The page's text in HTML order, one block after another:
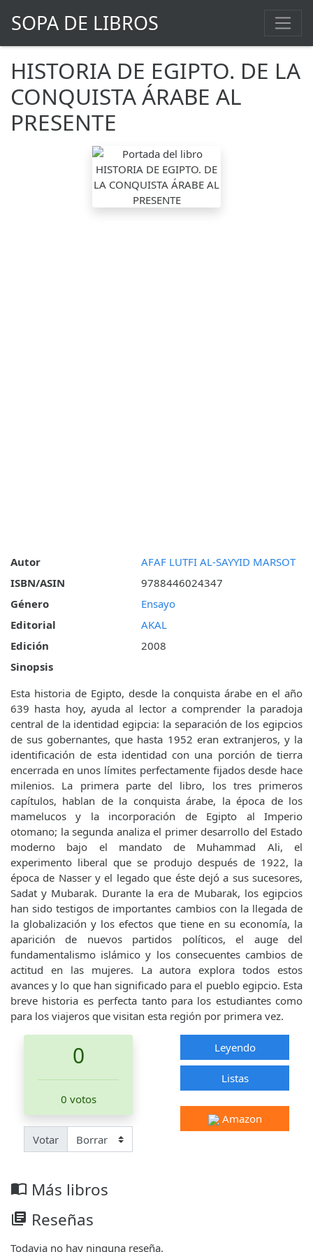
SOPA DE LIBROS
HISTORIA DE EGIPTO. DE LA
CONQUISTA ÁRABE AL
PRESENTE
Autor
AFAF LUTFI AL-SAYYID MARSOT
ISBN/ASIN
9788446024347
Género
Ensayo
Editorial
AKAL
Edición
2008
Sinopsis
Esta historia de Egipto, desde la conquista árabe en el año
639 hasta hoy, ayuda al lector a comprender la paradoja
central de la identidad egipcia: la separación de los egipcios
de sus gobernantes, que hasta 1952 eran extranjeros, y la
identificación de esta identidad con una porción de tierra
encerrada en unos límites perfectamente fijados desde hace
milenios. La primera parte del libro, los tres primeros
capítulos, hablan de la conquista árabe, la época de los
mamelucos y la incorporación de Egipto al Imperio
otomano; la segunda analiza el primer desarrollo del Estado
moderno bajo el mandato de Muhammad Ali, el
experimento liberal que se produjo después de 1922, la
época de Nasser y el legado que éste dejó a sus sucesores,
Sadat y Mubarak. Durante la era de Mubarak, los egipcios
han sido testigos de importantes cambios con la llegada de
la globalización y los efectos que tiene en su economía, la
aparición de nuevos partidos políticos, el auge del
fundamentalismo islámico y los consecuentes cambios de
actitud en las mujeres. La autora explora todos estos
avances y lo que han significado para el pueblo egipcio. Esta
breve historia es perfecta tanto para los estudiantes como
para los viajeros que visitan esta región por primera vez.
0
0 votos
Votar
Leyendo
Listas
Amazon
import_contacts Más libros
library_books Reseñas
Todavia no hay ninguna reseña.